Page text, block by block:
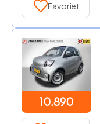
Favoriet
10.890